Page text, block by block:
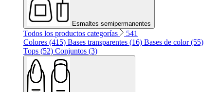
Esmaltes semipermanentes
Todos los productos categorías
541
Colores (415) Bases transparentes (16) Bases de color (55)
Tops (52) Conjuntos (3)